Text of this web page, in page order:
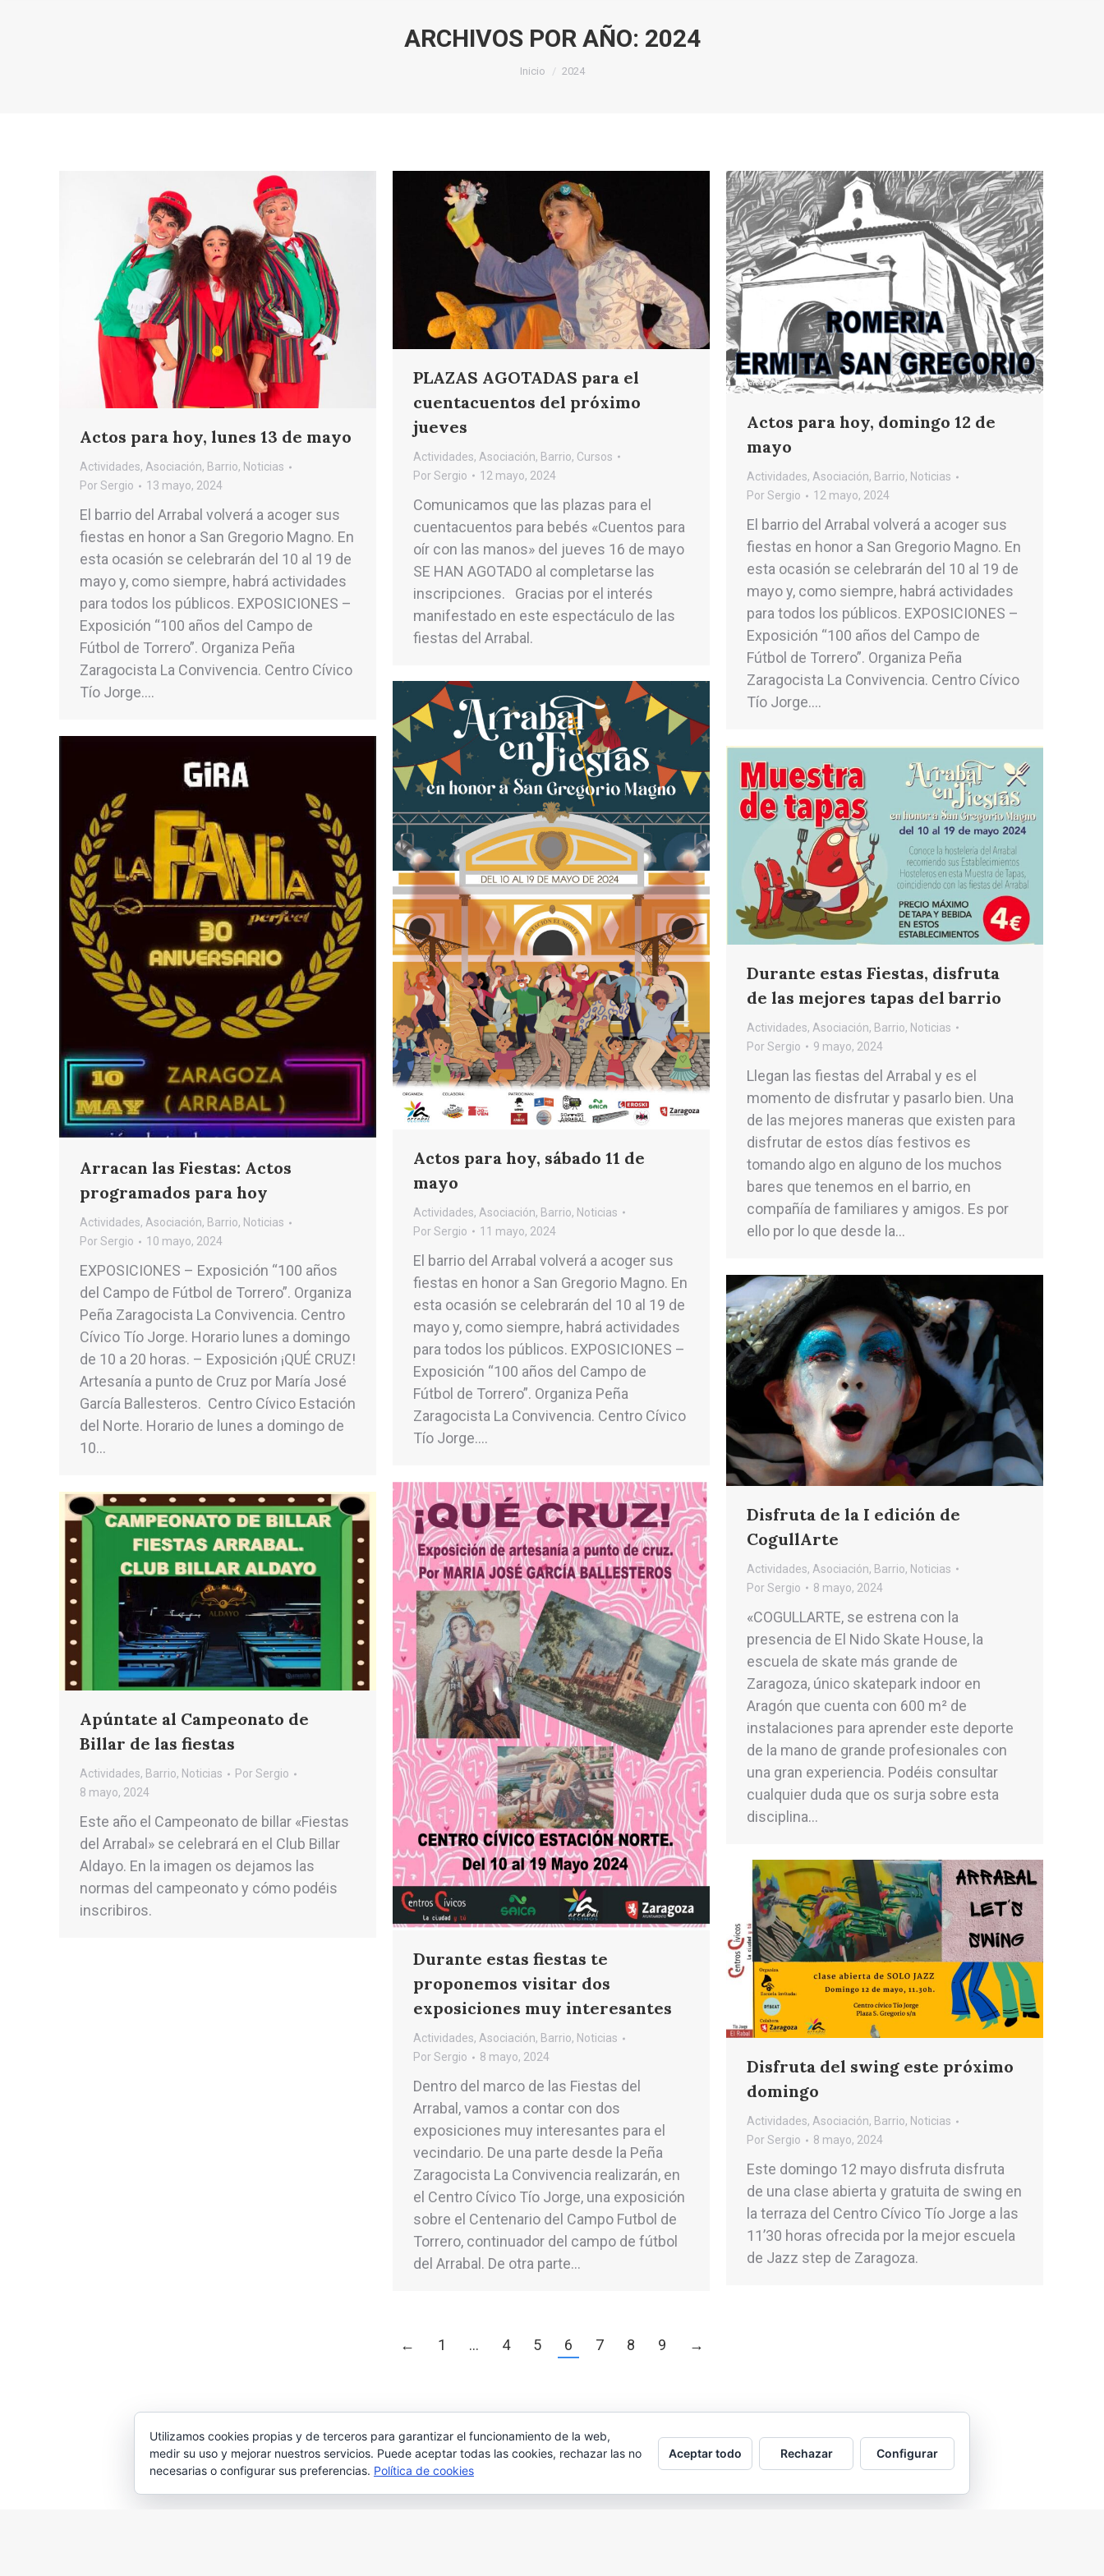
ARCHIVOS POR AÑO: 2024
Estás aquí:
Inicio 2024
Actos para hoy, lunes 13 de mayo
Actividades, Asociación, Barrio, Noticias
PorSergio 13 mayo, 2024
El barrio del Arrabal volverá a acoger sus
fiestas en honor a San Gregorio Magno. En
esta ocasión se celebrarán del 10 al 19 de
mayo y, como siempre, habrá actividades
para todos los públicos. EXPOSICIONES –
Exposición “100 años del Campo de
Fútbol de Torrero”. Organiza Peña
Zaragocista La Convivencia. Centro Cívico
Tío Jorge.…
PLAZAS AGOTADAS para el
cuentacuentos del próximo
jueves
Actividades, Asociación, Barrio, Cursos
PorSergio 12 mayo, 2024
Comunicamos que las plazas para el
cuentacuentos para bebés «Cuentos para
oír con las manos» del jueves 16 de mayo
SE HAN AGOTADO al completarse las
inscripciones. Gracias por el interés
manifestado en este espectáculo de las
fiestas del Arrabal.
Actos para hoy, domingo 12 de
mayo
Actividades, Asociación, Barrio, Noticias
PorSergio 12 mayo, 2024
El barrio del Arrabal volverá a acoger sus
fiestas en honor a San Gregorio Magno. En
esta ocasión se celebrarán del 10 al 19 de
mayo y, como siempre, habrá actividades
para todos los públicos. EXPOSICIONES –
Exposición “100 años del Campo de
Fútbol de Torrero”. Organiza Peña
Zaragocista La Convivencia. Centro Cívico
Tío Jorge.…
Actos para hoy, sábado 11 de
mayo
Actividades, Asociación, Barrio, Noticias
PorSergio 11 mayo, 2024
El barrio del Arrabal volverá a acoger sus
fiestas en honor a San Gregorio Magno. En
esta ocasión se celebrarán del 10 al 19 de
mayo y, como siempre, habrá actividades
para todos los públicos. EXPOSICIONES –
Exposición “100 años del Campo de
Fútbol de Torrero”. Organiza Peña
Zaragocista La Convivencia. Centro Cívico
Tío Jorge.…
Arracan las Fiestas: Actos
programados para hoy
Actividades, Asociación, Barrio, Noticias
PorSergio 10 mayo, 2024
EXPOSICIONES – Exposición “100 años
del Campo de Fútbol de Torrero”. Organiza
Peña Zaragocista La Convivencia. Centro
Cívico Tío Jorge. Horario lunes a domingo
de 10 a 20 horas. – Exposición ¡QUÉ CRUZ!
Artesanía a punto de Cruz por María José
García Ballesteros. Centro Cívico Estación
del Norte. Horario de lunes a domingo de
10…
Durante estas Fiestas, disfruta
de las mejores tapas del barrio
Actividades, Asociación, Barrio, Noticias
PorSergio 9 mayo, 2024
Llegan las fiestas del Arrabal y es el
momento de disfrutar y pasarlo bien. Una
de las mejores maneras que existen para
disfrutar de estos días festivos es
tomando algo en alguno de los muchos
bares que tenemos en el barrio, en
compañía de familiares y amigos. Es por
ello por lo que desde la…
Disfruta de la I edición de
CogullArte
Actividades, Asociación, Barrio, Noticias
PorSergio 8 mayo, 2024
«COGULLARTE, se estrena con la
presencia de El Nido Skate House, la
escuela de skate más gran­de de
Zaragoza, único skatepark indoor en
Aragón que cuenta con 600 m² de
instalaciones para aprender este deporte
de la mano de grande profesionales con
una gran experiencia. Podéis consultar
cualquier duda que os surja sobre esta
disciplina…
Durante estas fiestas te
proponemos visitar dos
exposiciones muy interesantes
Actividades, Asociación, Barrio, Noticias
PorSergio 8 mayo, 2024
Dentro del marco de las Fiestas del
Arrabal, vamos a contar con dos
exposiciones muy interesantes para el
vecindario. De una parte desde la Peña
Zaragocista La Convivencia realizarán, en
el Centro Cívico Tío Jorge, una exposición
sobre el Centenario del Campo Futbol de
Torrero, continuador del campo de fútbol
del Arrabal. De otra parte…
Apúntate al Campeonato de
Billar de las fiestas
Actividades, Barrio, Noticias PorSergio
8 mayo, 2024
Este año el Campeonato de billar «Fiestas
del Arrabal» se celebrará en el Club Billar
Aldayo. En la imagen os dejamos las
normas del campeonato y cómo podéis
inscribiros.
Disfruta del swing este próximo
domingo
Actividades, Asociación, Barrio, Noticias
PorSergio 8 mayo, 2024
Este domingo 12 mayo disfruta disfruta
de una clase abierta y gratuita de swing en
la terraza del Centro Cívico Tío Jorge a las
11’30 horas ofrecida por la mejor escuela
de Jazz step de Zaragoza.
← 1 … 4 5 6 7 8 9 →
2026 © Asociación Vecinal Tío Jorge - Arrabal |
Utilizamos cookies propias y de terceros para garantizar el funcionamiento de la web,
medir su uso y mejorar nuestros servicios. Puede aceptar todas las cookies, rechazar las no
necesarias o configurar sus preferencias. Política de cookies
Aceptar todo Rechazar Configurar